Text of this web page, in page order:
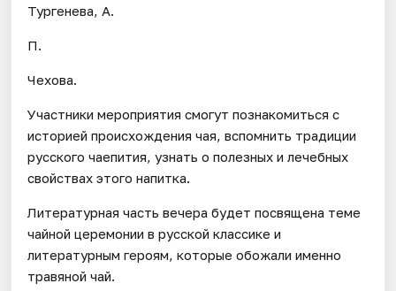
Тургенева, А.
П.
Чехова.
Участники мероприятия смогут познакомиться с
историей происхождения чая, вспомнить традиции
русского чаепития, узнать о полезных и лечебных
свойствах этого напитка.
Литературная часть вечера будет посвящена теме
чайной церемонии в русской классике и
литературным героям, которые обожали именно
травяной чай.